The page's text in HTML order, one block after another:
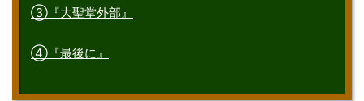
③『大聖堂外部』
④『最後に』